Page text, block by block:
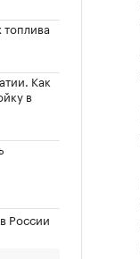
Как
в
России